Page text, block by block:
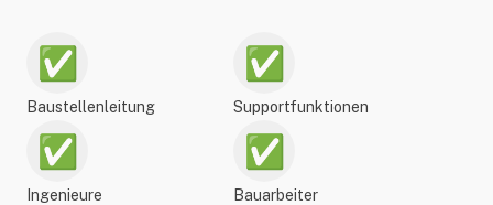
✅
Baustellenleitung
✅
Supportfunktionen
✅
Ingenieure
✅
Bauarbeiter